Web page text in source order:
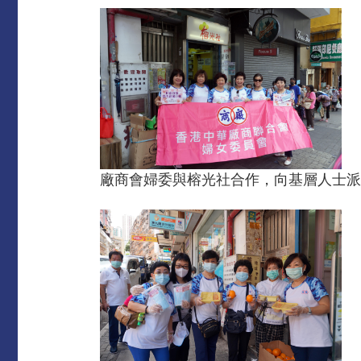
廠商會婦委與榕光社合作，向基層人士